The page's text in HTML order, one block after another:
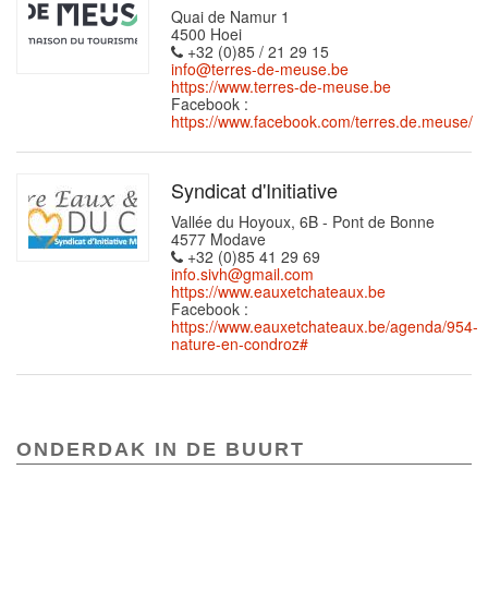
Quai de Namur 1
4500 Hoei
+32 (0)85 / 21 29 15
info@terres-de-meuse.be
https://www.terres-de-meuse.be
Facebook :
https://www.facebook.com/terres.de.meuse/
Syndicat d'Initiative
Vallée du Hoyoux, 6B - Pont de Bonne
4577 Modave
+32 (0)85 41 29 69
info.sivh@gmail.com
https://www.eauxetchateaux.be
Facebook :
https://www.eauxetchateaux.be/agenda/954-
nature-en-condroz#
ONDERDAK IN DE BUURT